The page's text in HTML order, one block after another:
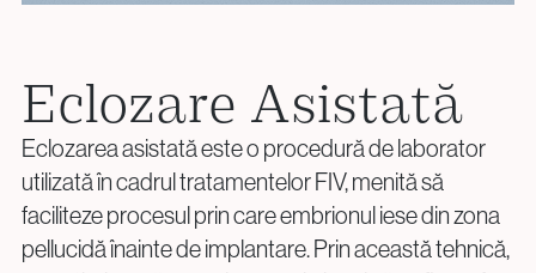
Politica de confidențialitatePolitica cookie
Politica de confidențialitatePolitica cookie
Politica de confidențialitatePolitica cookie
Tulburări Monogenice (PGT-M)
Biopsia Embrionară
Consiliere Genetică
Donare și Prezervarea Fertilității
Email:
info@vythoulkas.ro
Eclozare Asistată
Eclozarea asistată este o procedură de laborator
utilizată în cadrul tratamentelor FIV, menită să
faciliteze procesul prin care embrionul iese din zona
pellucidă înainte de implantare. Prin această tehnică,